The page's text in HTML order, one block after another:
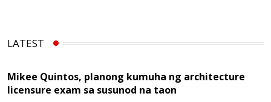
LATEST
Mikee Quintos, planong kumuha ng architecture
licensure exam sa susunod na taon